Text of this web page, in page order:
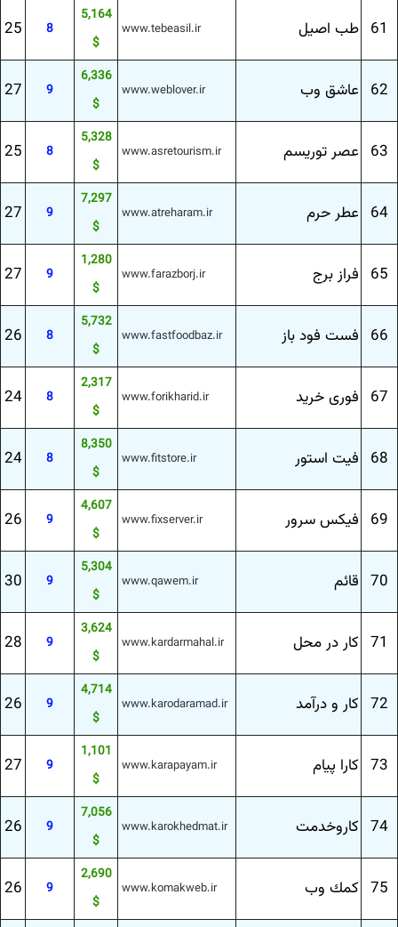
61 طب اصیل www.tebeasil.ir
5,164
$
8
25
62 عاشق وب www.weblover.ir
6,336
$
9
27
63 عصر توریسم www.asretourism.ir
5,328
$
8
25
64 عطر حرم www.atreharam.ir
7,297
$
9
27
65 فراز برج www.farazborj.ir
1,280
$
9
27
66 فست فود باز www.fastfoodbaz.ir
5,732
$
8
26
67 فوری خرید www.forikharid.ir
2,317
$
8
24
68 فیت استور www.fitstore.ir
8,350
$
8
24
69 فیكس سرور www.fixserver.ir
4,607
$
9
26
70 قائم www.qawem.ir
5,304
$
9
30
71 كار در محل www.kardarmahal.ir
3,624
$
9
28
72 كار و درآمد www.karodaramad.ir
4,714
$
9
26
73 كارا پیام www.karapayam.ir
1,101
$
9
27
74 كاروخدمت www.karokhedmat.ir
7,056
$
9
26
75 كمك وب www.komakweb.ir
2,690
$
9
26